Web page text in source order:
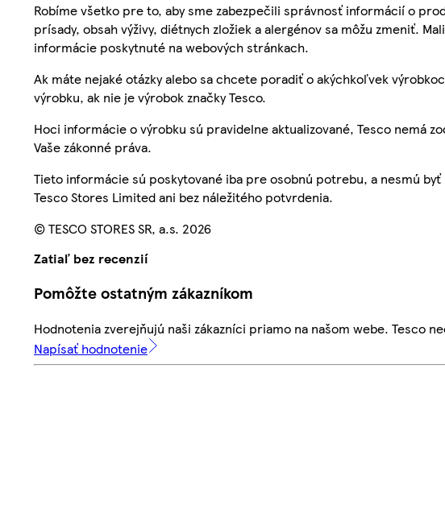
Robíme všetko pre to, aby sme zabezpečili správnosť informácií o
prísady, obsah výživy, diétnych zložiek a alergénov sa môžu zmeniť.
informácie poskytnuté na webových stránkach.
Ak máte nejaké otázky alebo sa chcete poradiť o akýchkoľvek
výrobku, ak nie je výrobok značky Tesco.
Hoci informácie o výrobku sú pravidelne aktualizované, Tesco nemá
Vaše zákonné práva.
Tieto informácie sú poskytované iba pre osobnú potrebu, a nesmú
Tesco Stores Limited ani bez náležitého potvrdenia.
© TESCO STORES SR, a.s. 2026
Zatiaľ bez recenzií
Pomôžte ostatným zákazníkom
Hodnotenia zverejňujú naši zákazníci priamo na našom webe. Tesco
Napísať hodnotenie